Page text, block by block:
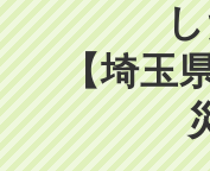
【埼玉